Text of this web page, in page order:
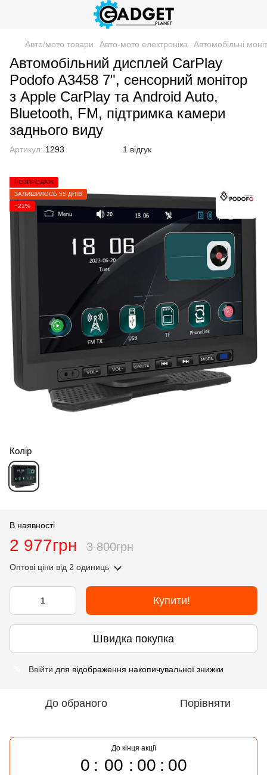
Авто/мото товари Авто-мото електроніка Автомобільні
Автомобільний дисплей CarPlay
Podofo A3458 7", сенсорний монітор
з Apple CarPlay та Android Auto,
Bluetooth, FM, підтримка камери
заднього виду
Артикул: 1293 1 відгук
РОЗПРОДАЖ
ЗАЛИШИЛОСЬ 55 ДНІВ
−22%
Колір
В наявності
2 977грн 3 800грн
Оптові ціни від 2 одиниць
Купити!
Швидка покупка
Ввійти для відображення накопичувальної знижки
До обраного Порівняти
До кінця акції
0 00 00 00